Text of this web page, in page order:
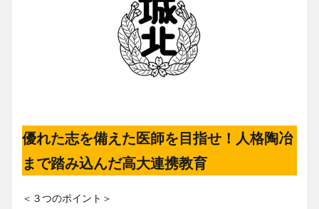
優れた志を備えた医師を目指せ！人格陶冶
まで踏み込んだ高大連携教育
＜３つのポイント＞